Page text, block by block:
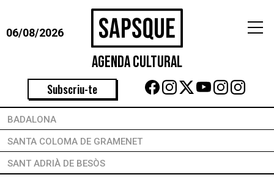
06/08/2026
Agenda Cultural
Subscriu-te
BADALONA
SANTA COLOMA DE GRAMENET
SANT ADRIÀ DE BESÒS